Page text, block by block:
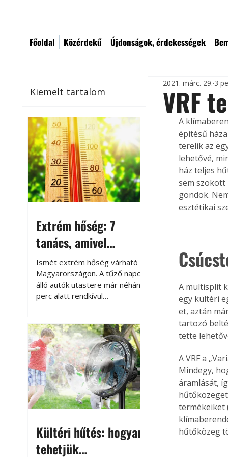
Főoldal Közérdekű Újdonságok, érdekességek
Kiemelt tartalom
Extrém hőség: 7
tanács, amivel
megóvhatjuk
autónkat a nyári
károktól
Ismét extrém hőség várható
Magyarországon. A tűző napon
álló autók utastere már néhány
perc alatt rendkívül
megközelítheti. Ez nemcsak a
beszállást teszi kellemetlenné,
hanem az autó állapotára és a
benne hagyott tárgyakra is
káros hatással lehet. Néhány
egyszerű óvintézkedéssel
azonban jelentősen
csökkenthetjük a hőség káros
Kültéri hűtés: hogyan
tehetjük
VRF
2021. márc. 29. 3
A
építésű
terelik az
lehetővé,
ház teljes
sem szokott
gondok.
esztétikai
A multisplit
egy kültéri
et, aztán
tartozó
tette
A VRF a
Mindegy,
áramlását,
termékeiket
hűtőközeg